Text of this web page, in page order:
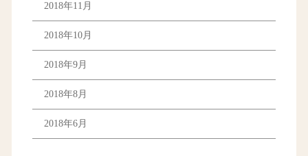
2018年11月
2018年10月
2018年9月
2018年8月
2018年6月